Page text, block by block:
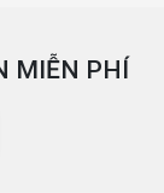
MIỄN PHÍ